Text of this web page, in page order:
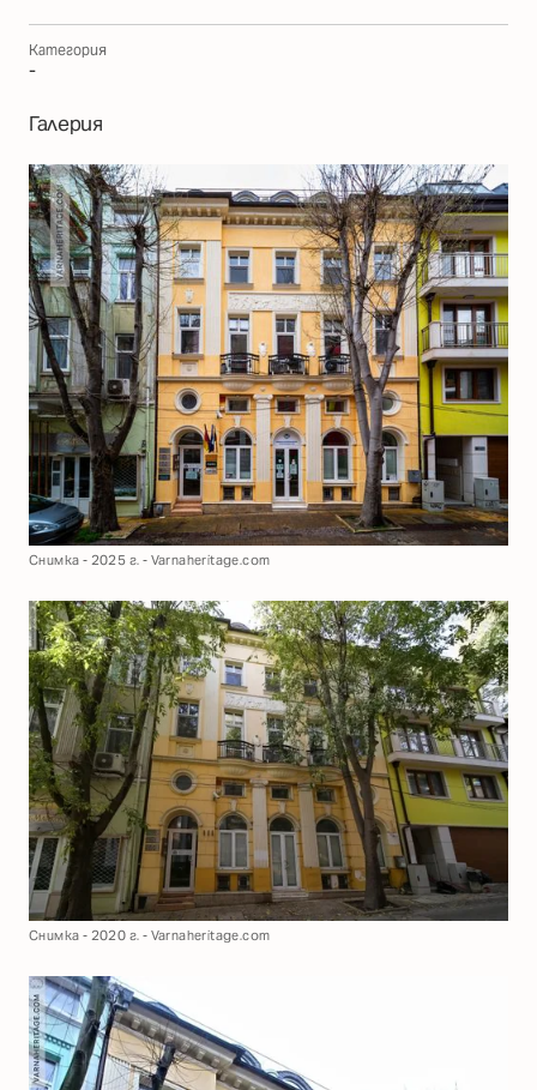
Категория
-
Галерия
Снимка - 2025 г. - Varnaheritage.com
Снимка - 2020 г. - Varnaheritage.com